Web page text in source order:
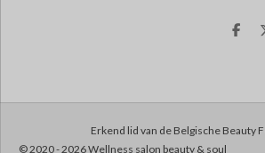
D
Erkend lid van de Belgische Beauty
© 2020 - 2026 Wellness salon beauty & soul